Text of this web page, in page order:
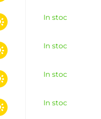
In stoc
In stoc
In stoc
In stoc